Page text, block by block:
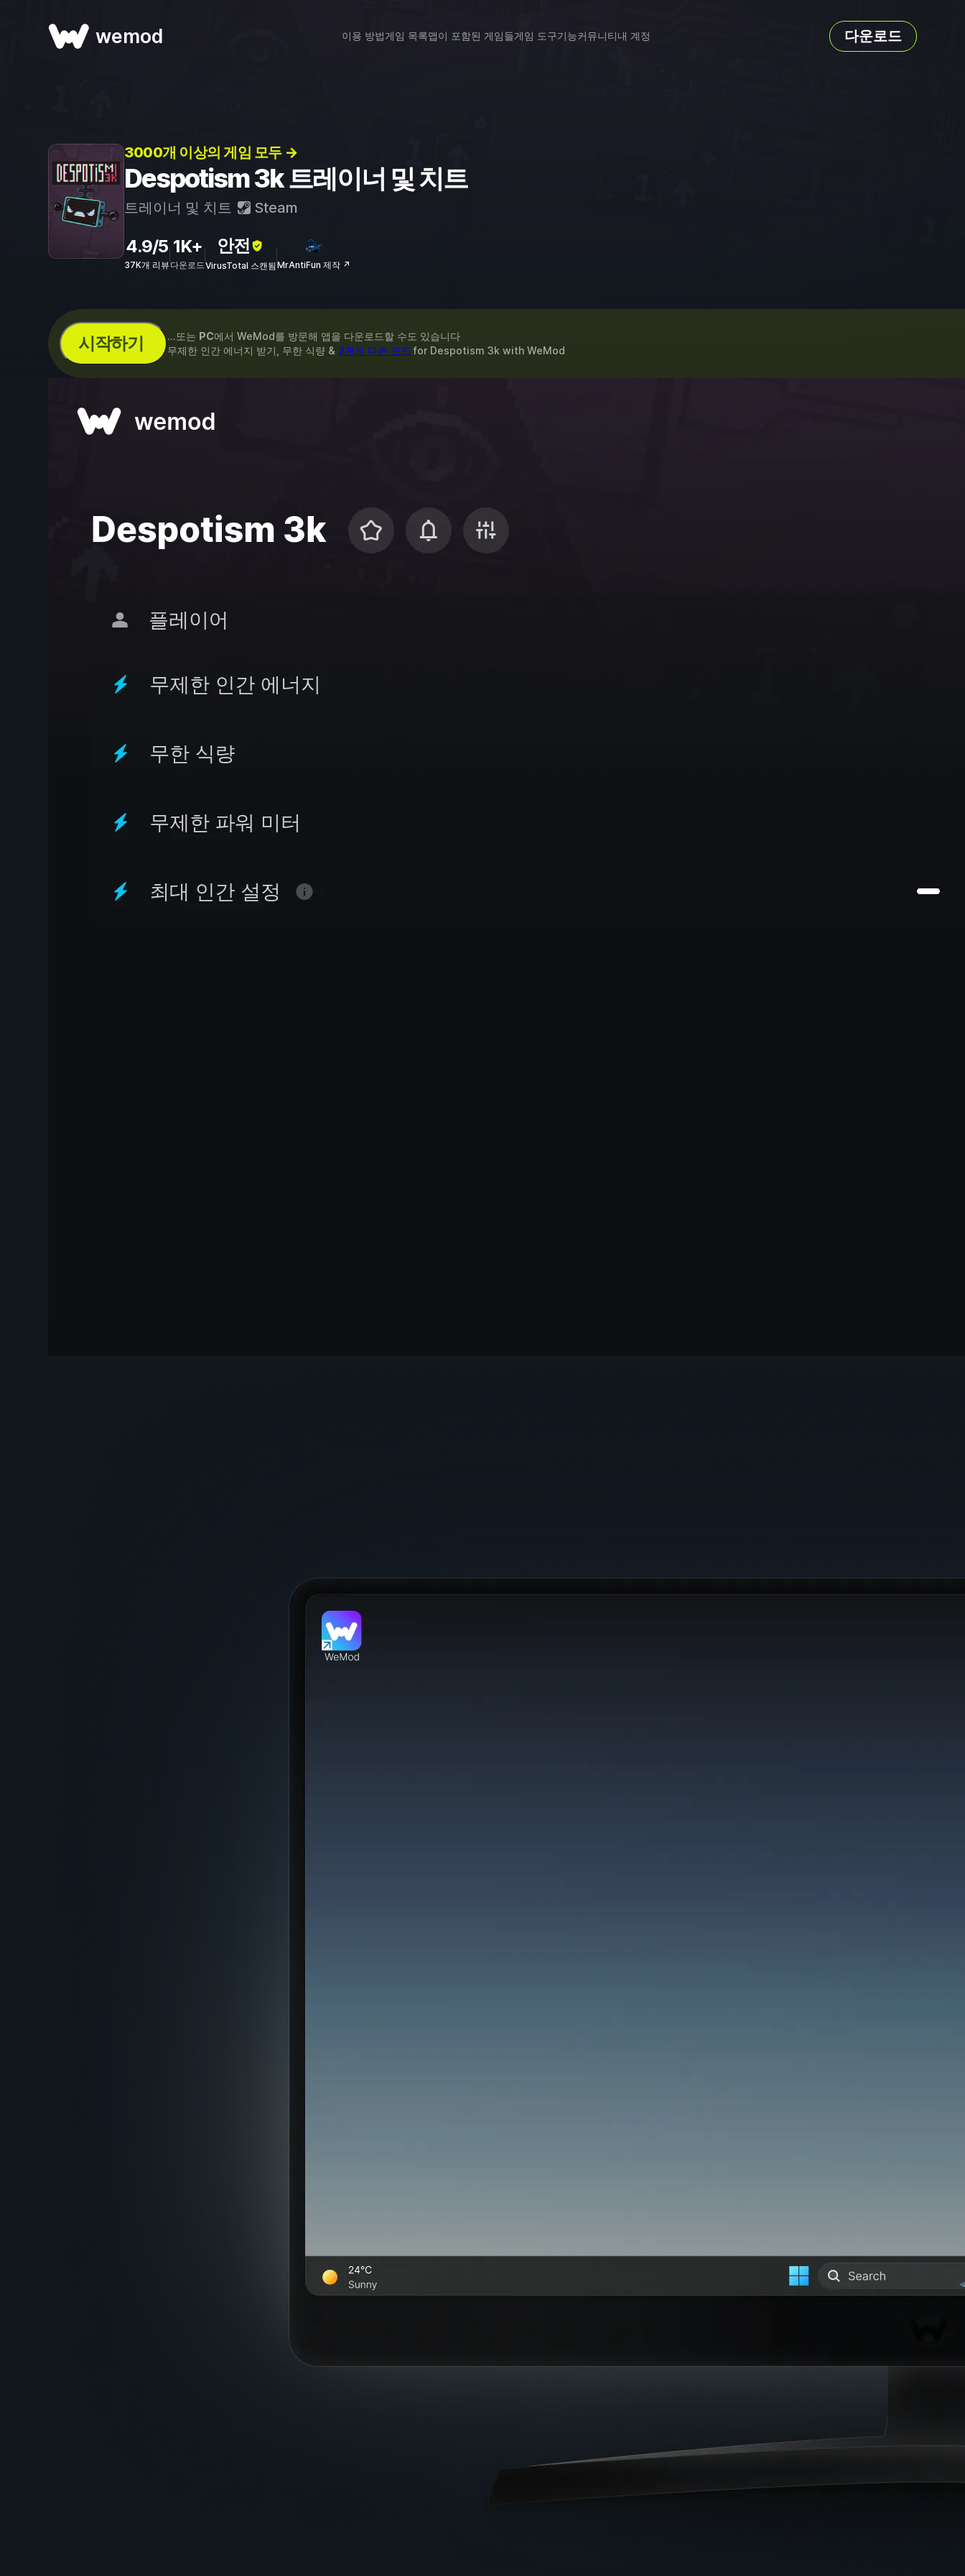
wemod 이용 방법게임 목록맵이 포함된 게임들게임 도구기능커뮤니티내 계정 다운로드
3000개 이상의 게임 모두 →
Despotism 3k 트레이너 및 치트
트레이너 및 치트 Steam
4.9/5
37K개 리뷰
1K+
다운로드
안전
VirusTotal 스캔됨MrAntiFun 제작 ↗
시작하기 ...또는 PC에서 WeMod를 방문해 앱을 다운로드할 수도 있습니다
무제한 인간 에너지 받기, 무한 식량 & 2개의 다른 모드 for Despotism 3k with WeMod